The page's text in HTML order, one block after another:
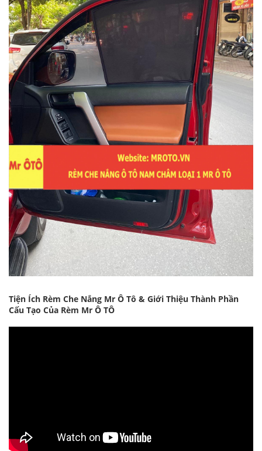
Tiện Ích Rèm Che Nắng Mr Ô Tô & Giới Thiệu Thành Phần
Cấu Tạo Của Rèm Mr Ô TÔ